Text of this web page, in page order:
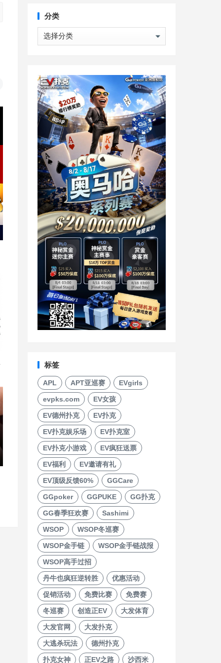
分类
分
类
标签
APL APT亚巡赛 EVgirls
evpks.com EV女孩
EV德州扑克 EV扑克
EV扑克娱乐场 EV扑克室
EV扑克小游戏 EV疯狂送票
EV福利 EV邀请有礼
EV顶级反馈60% GGCare
GGpoker GGPUKE GG扑克
GG春季狂欢赛 Sashimi
WSOP WSOP冬巡赛
WSOP金手链 WSOP金手链战报
WSOP高手过招
丹牛也疯狂逆转胜 优惠活动
促销活动 免费比赛 免费赛
冬巡赛 创造正EV 大发体育
大发官网 大发扑克
大逃杀玩法 德州扑克
扑克女神 正EV之路 沙西米